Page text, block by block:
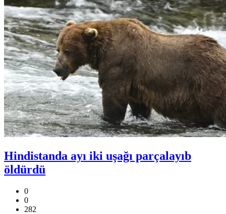
Hindistanda ayı iki uşağı parçalayıb
öldürdü
0
0
282